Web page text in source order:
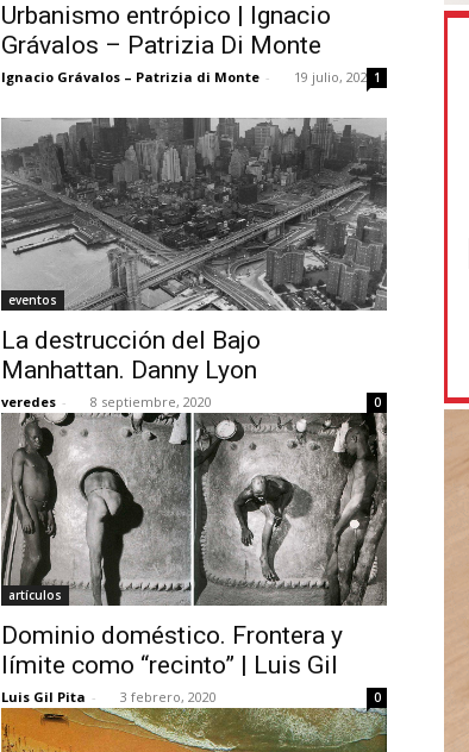
Urbanismo entrópico | Ignacio
Grávalos – Patrizia Di Monte
Ignacio Grávalos – Patrizia di Monte - 19 julio, 2021 1
eventos
La destrucción del Bajo
Manhattan. Danny Lyon
veredes - 8 septiembre, 2020 0
artículos
Dominio doméstico. Frontera y
límite como “recinto” | Luis Gil
Luis Gil Pita - 3 febrero, 2020 0